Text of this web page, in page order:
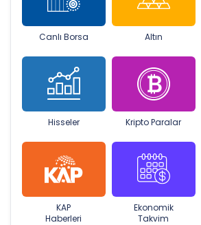
Canlı Borsa Altın
Hisseler Kripto Paralar
KAP
Haberleri
Ekonomik
Takvim